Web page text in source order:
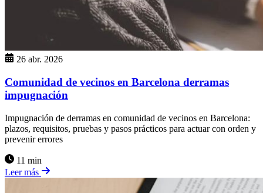
26 abr. 2026
Comunidad de vecinos en Barcelona derramas
impugnación
Impugnación de derramas en comunidad de vecinos en Barcelona:
plazos, requisitos, pruebas y pasos prácticos para actuar con orden y
prevenir errores
11 min
Leer más